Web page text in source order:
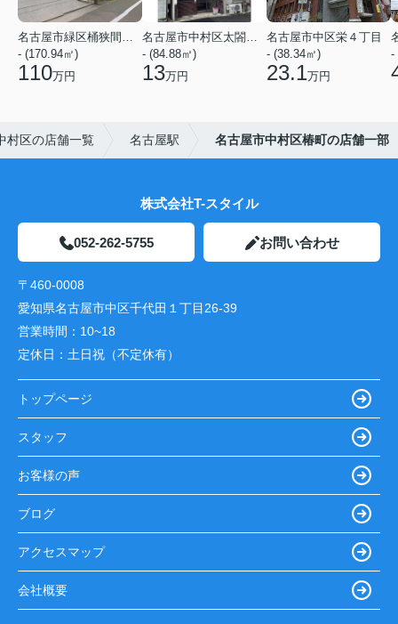
名古屋市緑区桶狭間神明
- (170.94㎡)
110万円
名古屋市中村区太閤２丁目
- (84.88㎡)
13万円
名古屋市中区栄４丁目
- (38.34㎡)
23.1万円
-
村区の店舗一覧 名古屋駅 名古屋市中村区椿町の店舗一部
株式会社T-スタイル
052-262-5755 お問い合わせ
〒460-0008
愛知県名古屋市中区千代田１丁目26-39
営業時間： 10~18
定休日： 土日祝（不定休有）
トップページ
スタッフ
お客様の声
ブログ
アクセスマップ
会社概要